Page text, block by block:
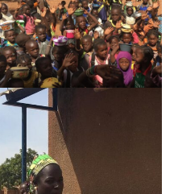
Céline
Wende